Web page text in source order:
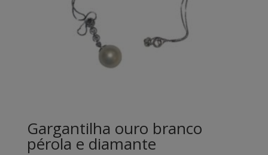
Gargantilha ouro branco
pérola e diamante